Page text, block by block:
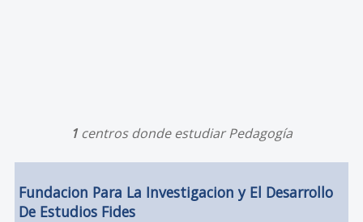
1 centros donde estudiar Pedagogía
Fundacion Para La Investigacion y El Desarrollo
De Estudios Fides